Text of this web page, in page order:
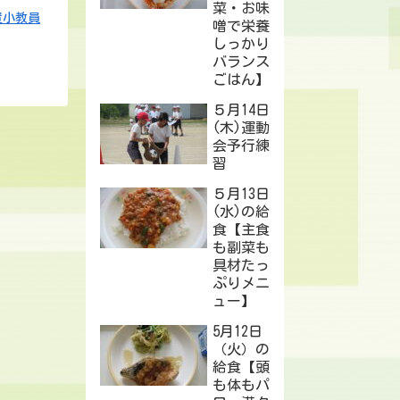
小教員
菜・お味
噌で栄養
しっかり
バランス
ごはん】
５月14日
(木)運動
会予行練
習
５月13日
(水)の給
食【主食
も副菜も
具材たっ
ぷりメニ
ュー】
5月12日
（火）の
給食【頭
も体もパ